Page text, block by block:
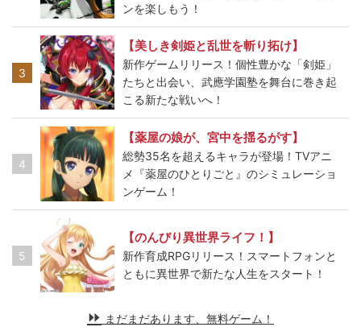
ンを楽しもう！
3
【美しき剣姫と乱世を斬り拓け】
新作ゲームリリース！個性豊かな「剣姫」
たちと出会い、武應学園塾を舞台に巻き起
こる新たな戦いへ！
4
【薬屋の娘が、宮中を揺るがす】
総勢35名を超えるキャラが登場！TVアニ
メ『薬屋のひとりごと』のシミュレーショ
ンゲーム！
5
【のんびり異世界ライフ！】
新作育成RPGリリース！スマートフォンと
ともに異世界で新たな人生をスタート！
まだまだあります、無料ゲーム！